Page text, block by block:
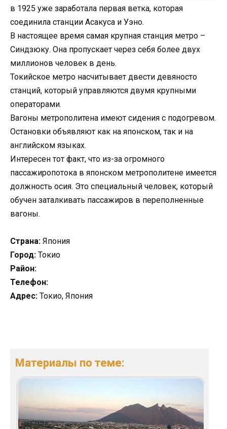
в 1925 уже заработала первая ветка, которая
соединила станции Асакуса и Уэно.
В настоящее время самая крупная станция метро –
Синдзюку. Она пропускает через себя более двух
миллионов человек в день.
Токийское метро насчитывает двести девяносто
станций, который управляются двумя крупными
операторами.
Вагоны метрополитена имеют сидения с подогревом.
Остановки объявляют как на японском, так и на
английском языках.
Интересен тот факт, что из-за огромного
пассажиропотока в японском метрополитене имеется
должность осия. Это специальный человек, который
обучен заталкивать пассажиров в переполненные
вагоны.
Страна: Япония
Город: Токио
Район:
Телефон:
Адрес: Токио, Япония
Материалы по теме: